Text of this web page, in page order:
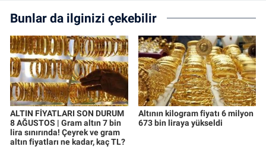
Bunlar da ilginizi çekebilir
ALTIN FİYATLARI SON DURUM
8 AĞUSTOS | Gram altın 7 bin
lira sınırında! Çeyrek ve gram
altın fiyatları ne kadar, kaç TL?
Altının kilogram fiyatı 6 milyon
673 bin liraya yükseldi